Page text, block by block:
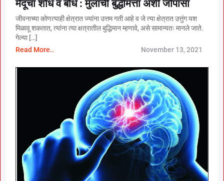
मेंदूचा शोध व बोध : मुलांची बुद्धीमत्ता अशी जोपासा
जीवनाच्या कोणत्याही क्षेत्रात ज्यांना उत्तम गती आहे व जे त्या क्षेत्रात उत्तुंग यश
मिळावू शकतात, त्यांना त्या क्षत्रातील बुद्धिमान म्हणावे, असे सामान्यतः मानले जाते.
गेल्या […]
Read More..
November 13, 2021